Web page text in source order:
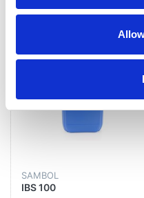
SAMBOL
IBS 100